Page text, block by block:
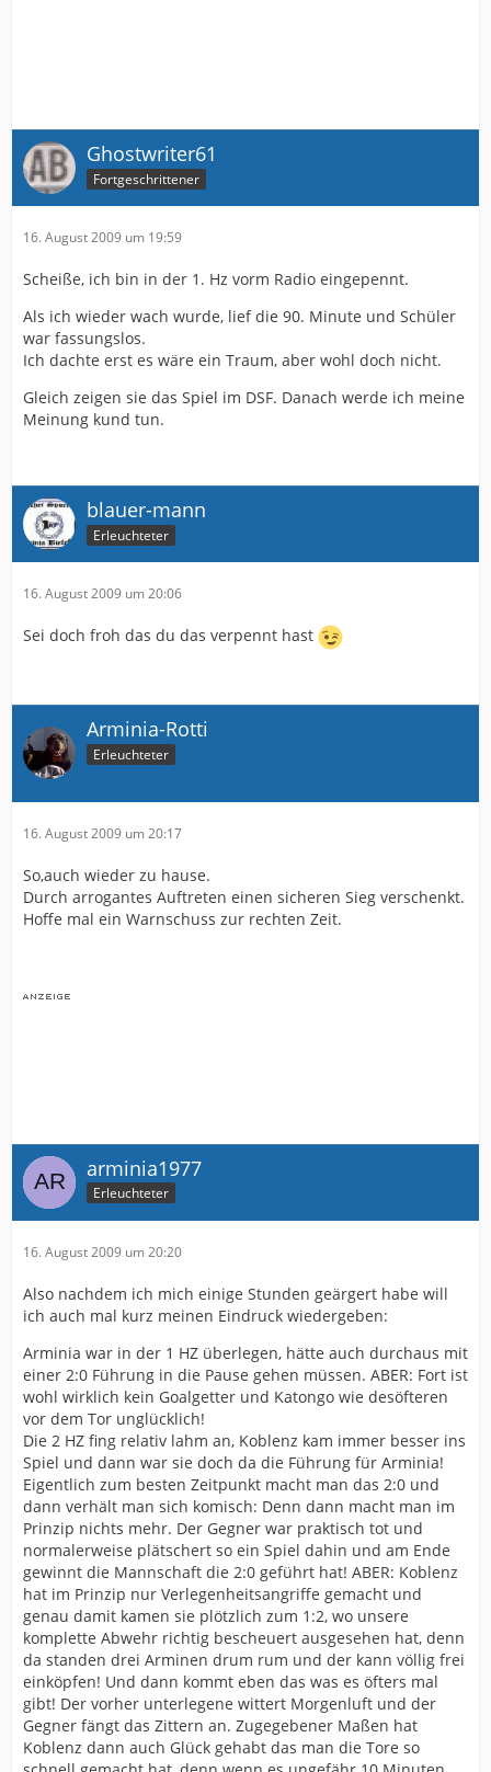
Ghostwriter61
Fortgeschrittener
16. August 2009 um 19:59
Scheiße, ich bin in der 1. Hz vorm Radio eingepennt.
Als ich wieder wach wurde, lief die 90. Minute und Schüler
war fassungslos.
Ich dachte erst es wäre ein Traum, aber wohl doch nicht.
Gleich zeigen sie das Spiel im DSF. Danach werde ich meine
Meinung kund tun.
blauer-mann
Erleuchteter
16. August 2009 um 20:06
Sei doch froh das du das verpennt hast
Arminia-Rotti
Erleuchteter
16. August 2009 um 20:17
So,auch wieder zu hause.
Durch arrogantes Auftreten einen sicheren Sieg verschenkt.
Hoffe mal ein Warnschuss zur rechten Zeit.
arminia1977
Erleuchteter
16. August 2009 um 20:20
Also nachdem ich mich einige Stunden geärgert habe will
ich auch mal kurz meinen Eindruck wiedergeben:
Arminia war in der 1 HZ überlegen, hätte auch durchaus mit
einer 2:0 Führung in die Pause gehen müssen. ABER: Fort ist
wohl wirklich kein Goalgetter und Katongo wie desöfteren
vor dem Tor unglücklich!
Die 2 HZ fing relativ lahm an, Koblenz kam immer besser ins
Spiel und dann war sie doch da die Führung für Arminia!
Eigentlich zum besten Zeitpunkt macht man das 2:0 und
dann verhält man sich komisch: Denn dann macht man im
Prinzip nichts mehr. Der Gegner war praktisch tot und
normalerweise plätschert so ein Spiel dahin und am Ende
gewinnt die Mannschaft die 2:0 geführt hat! ABER: Koblenz
hat im Prinzip nur Verlegenheitsangriffe gemacht und
genau damit kamen sie plötzlich zum 1:2, wo unsere
komplette Abwehr richtig bescheuert ausgesehen hat, denn
da standen drei Arminen drum rum und der kann völlig frei
einköpfen! Und dann kommt eben das was es öfters mal
gibt! Der vorher unterlegene wittert Morgenluft und der
Gegner fängt das Zittern an. Zugegebener Maßen hat
Koblenz dann auch Glück gehabt das man die Tore so